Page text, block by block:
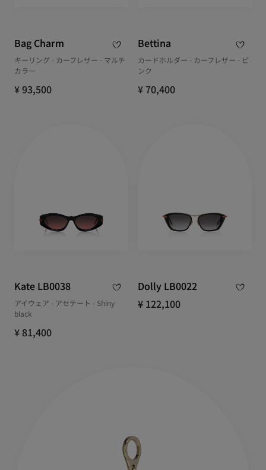
Bag Charm
キーリング - カーフレザー - マルチ
カラー
¥ 93,500
Bettina
カードホルダー - カーフレザー - ピ
ンク
¥ 70,400
Kate LB0038
アイウェア - アセテート - Shiny
black
¥ 81,400
Dolly LB0022
¥ 122,100